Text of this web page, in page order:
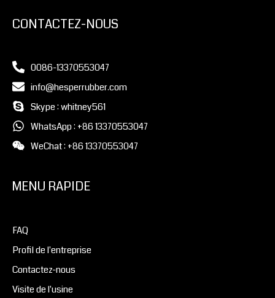
CONTACTEZ-NOUS
0086-13370553047
info@hesperrubber.com
Skype : whitney561
WhatsApp : +86 13370553047
WeChat : +86 13370553047
MENU RAPIDE
FAQ
Profil de l'entreprise
Contactez-nous
Visite de l'usine